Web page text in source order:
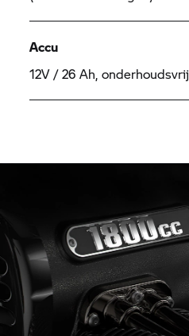
Accu
12V / 26 Ah, onderhoudsvrij